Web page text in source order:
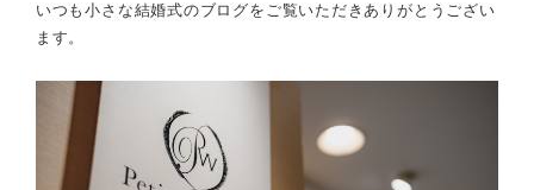
いつも小さな結婚式のブログをご覧いただきありがとうござい
ます。